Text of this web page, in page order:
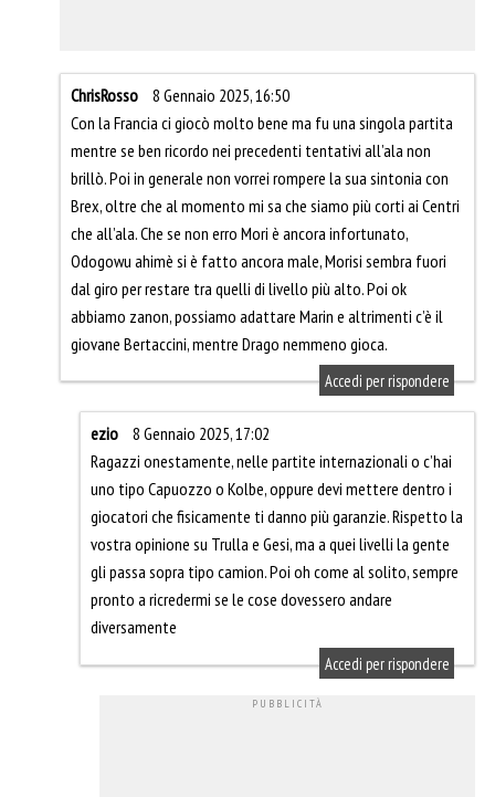
ChrisRosso
8 Gennaio 2025, 16:50
Con la Francia ci giocò molto bene ma fu una singola partita
mentre se ben ricordo nei precedenti tentativi all’ala non
brillò. Poi in generale non vorrei rompere la sua sintonia con
Brex, oltre che al momento mi sa che siamo più corti ai Centri
che all’ala. Che se non erro Mori è ancora infortunato,
Odogowu ahimè si è fatto ancora male, Morisi sembra fuori
dal giro per restare tra quelli di livello più alto. Poi ok
abbiamo zanon, possiamo adattare Marin e altrimenti c’è il
giovane Bertaccini, mentre Drago nemmeno gioca.
Accedi per rispondere
ezio
8 Gennaio 2025, 17:02
Ragazzi onestamente, nelle partite internazionali o c’hai
uno tipo Capuozzo o Kolbe, oppure devi mettere dentro i
giocatori che fisicamente ti danno più garanzie. Rispetto la
vostra opinione su Trulla e Gesi, ma a quei livelli la gente
gli passa sopra tipo camion. Poi oh come al solito, sempre
pronto a ricredermi se le cose dovessero andare
diversamente
Accedi per rispondere